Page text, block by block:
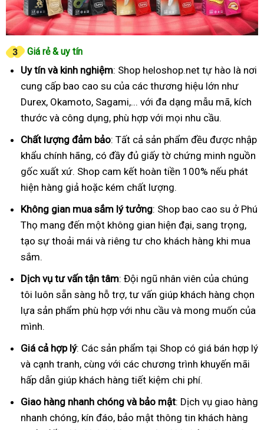
Giá rẻ & uy tín
Uy tín và kinh nghiệm: Shop heloshop.net tự hào là nơi
cung cấp bao cao su của các thương hiệu lớn như
Durex, Okamoto, Sagami,... với đa dạng mẫu mã, kích
thước và công dụng, phù hợp với mọi nhu cầu.
Chất lượng đảm bảo: Tất cả sản phẩm đều được nhập
khẩu chính hãng, có đầy đủ giấy tờ chứng minh nguồn
gốc xuất xứ. Shop cam kết hoàn tiền 100% nếu phát
hiện hàng giả hoặc kém chất lượng.
Không gian mua sắm lý tưởng: Shop bao cao su ở Phú
Thọ mang đến một không gian hiện đại, sang trọng,
tạo sự thoải mái và riêng tư cho khách hàng khi mua
sắm.
Dịch vụ tư vấn tận tâm: Đội ngũ nhân viên của chúng
tôi luôn sẵn sàng hỗ trợ, tư vấn giúp khách hàng chọn
lựa sản phẩm phù hợp với nhu cầu và mong muốn của
mình.
Giá cả hợp lý: Các sản phẩm tại Shop có giá bán hợp lý
và cạnh tranh, cùng với các chương trình khuyến mãi
hấp dẫn giúp khách hàng tiết kiệm chi phí.
Giao hàng nhanh chóng và bảo mật: Dịch vụ giao hàng
nhanh chóng, kín đáo, bảo mật thông tin khách hàng